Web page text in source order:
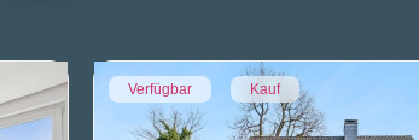
Verfügbar Kauf